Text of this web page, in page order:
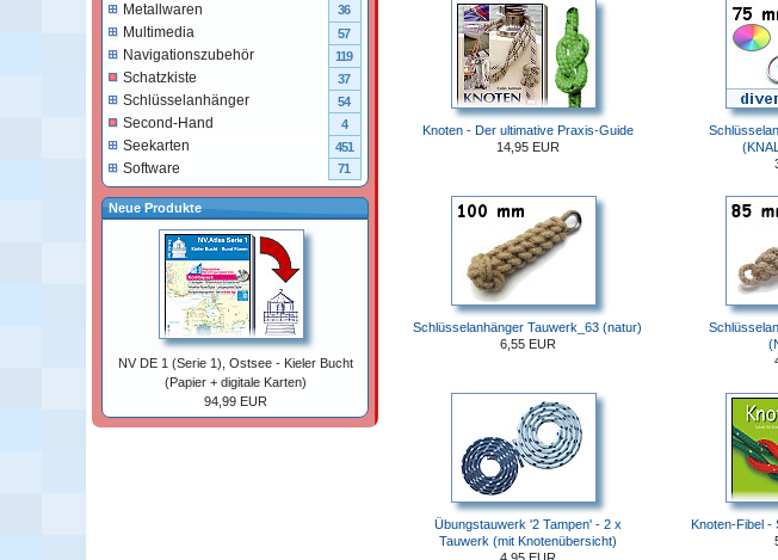
Knoten - Der ultimative Praxis-Guide
14,95 EUR
Schlüsselanhänger Tauwerk_63 (natur)
6,55 EUR
Übungstauwerk '2 Tampen' - 2 x
Tauwerk (mit Knotenübersicht)
Knoten-Fibel -
Metallwaren 36
Multimedia 57
Navigationszubehör 119
Schatzkiste 37
Schlüsselanhänger 54
Second-Hand 4
Seekarten 451
Software 71
Neue Produkte
NV DE 1 (Serie 1), Ostsee - Kieler Bucht
(Papier + digitale Karten)
94,99 EUR